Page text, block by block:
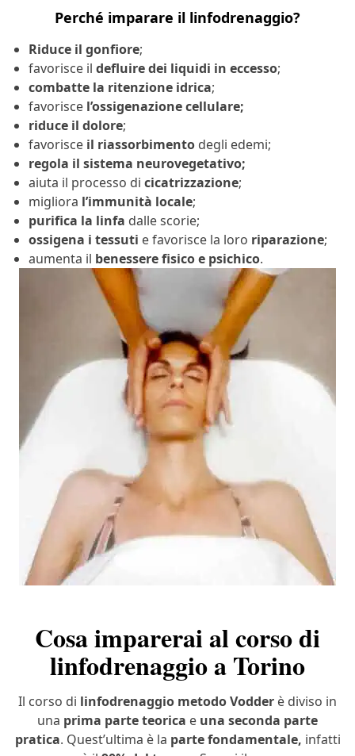
Perché imparare il linfodrenaggio?
Riduce il gonfiore;
favorisce il defluire dei liquidi in eccesso;
combatte la ritenzione idrica;
favorisce l’ossigenazione cellulare;
riduce il dolore;
favorisce il riassorbimento degli edemi;
regola il sistema neurovegetativo;
aiuta il processo di cicatrizzazione;
migliora l’immunità locale;
purifica la linfa dalle scorie;
ossigena i tessuti e favorisce la loro riparazione;
aumenta il benessere fisico e psichico.
Cosa imparerai al corso di
linfodrenaggio a Torino
Il corso di linfodrenaggio metodo Vodder è diviso in
una prima parte teorica e una seconda parte
pratica. Quest’ultima è la parte fondamentale, infatti